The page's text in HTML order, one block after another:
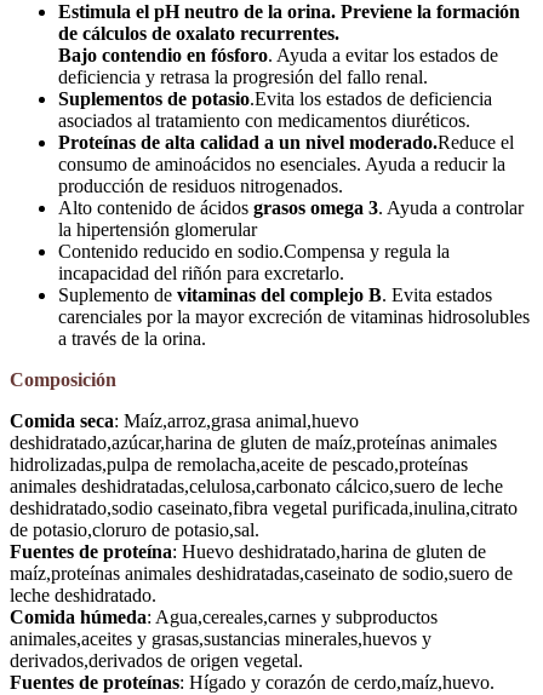
Estimula el pH neutro de la orina. Previene la formación
de cálculos de oxalato recurrentes.
Bajo contendio en fósforo. Ayuda a evitar los estados de
deficiencia y retrasa la progresión del fallo renal.
Suplementos de potasio.Evita los estados de deficiencia
asociados al tratamiento con medicamentos diuréticos.
Proteínas de alta calidad a un nivel moderado.Reduce el
consumo de aminoácidos no esenciales. Ayuda a reducir la
producción de residuos nitrogenados.
Alto contenido de ácidos grasos omega 3. Ayuda a controlar
la hipertensión glomerular
Contenido reducido en sodio.Compensa y regula la
incapacidad del riñón para excretarlo.
Suplemento de vitaminas del complejo B. Evita estados
carenciales por la mayor excreción de vitaminas hidrosolubles
a través de la orina.
Composición
Comida seca: Maíz,arroz,grasa animal,huevo
deshidratado,azúcar,harina de gluten de maíz,proteínas animales
hidrolizadas,pulpa de remolacha,aceite de pescado,proteínas
animales deshidratadas,celulosa,carbonato cálcico,suero de leche
deshidratado,sodio caseinato,fibra vegetal purificada,inulina,citrato
de potasio,cloruro de potasio,sal.
Fuentes de proteína: Huevo deshidratado,harina de gluten de
maíz,proteínas animales deshidratadas,caseinato de sodio,suero de
leche deshidratado.
Comida húmeda: Agua,cereales,carnes y subproductos
animales,aceites y grasas,sustancias minerales,huevos y
derivados,derivados de origen vegetal.
Fuentes de proteínas: Hígado y corazón de cerdo,maíz,huevo.